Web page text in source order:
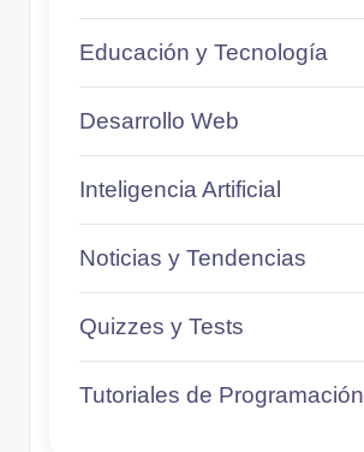
Educación y Tecnología
Desarrollo Web
Inteligencia Artificial
Noticias y Tendencias
Quizzes y Tests
Tutoriales de Programación